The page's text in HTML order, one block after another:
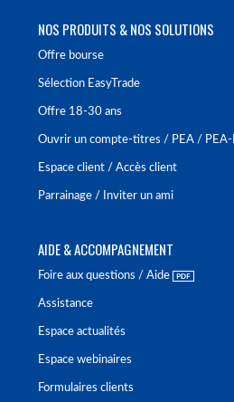
NOS PRODUITS & NOS SOLUTIONS
Offre bourse
Sélection EasyTrade
Offre 18-30 ans
Ouvrir un compte-titres / PEA / PEA-
Espace client / Accès client
Parrainage / Inviter un ami
AIDE & ACCOMPAGNEMENT
Foire aux questions / Aide
Assistance
Espace actualités
Espace webinaires
Formulaires clients